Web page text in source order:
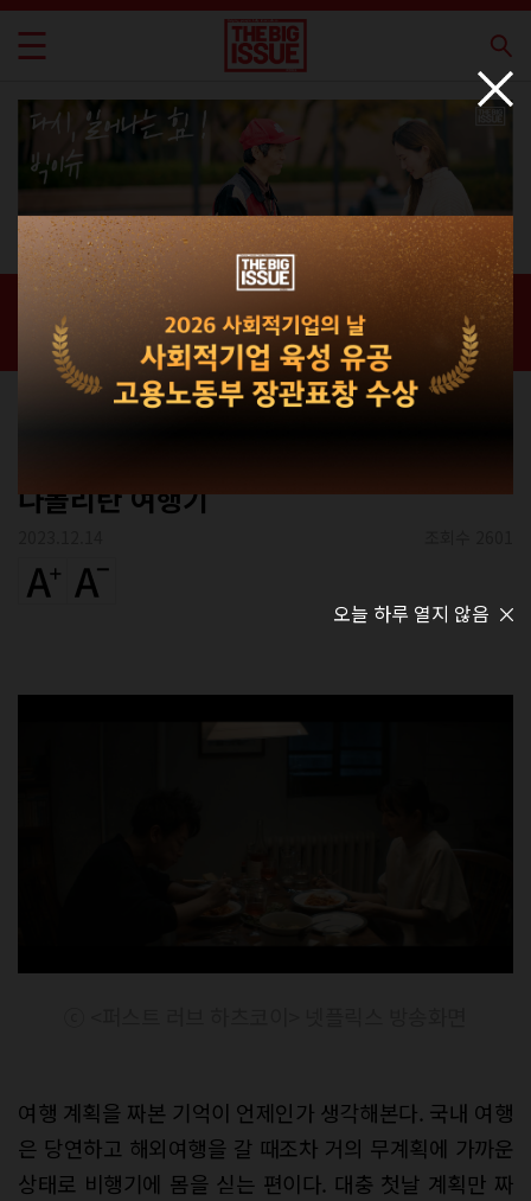
신간 · 과월호
홈 / 매거진 / 신간 · 과월호
나폴리탄 여행기
여행 계획을 짜본 기억이 언제인가 생각해본다. 국내 여행
은 당연하고 해외여행을 갈 때조차 거의 무계획에 가까운
상태로 비행기에 몸을 싣는 편이다. 대충 첫날 계획만 짜
오늘 하루 열지 않음